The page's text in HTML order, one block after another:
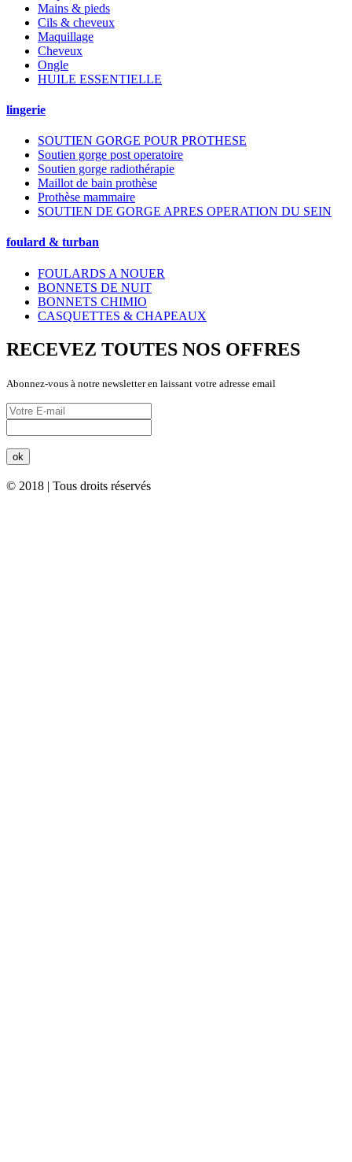
Mains & pieds
Cils & cheveux
Maquillage
Cheveux
Ongle
HUILE ESSENTIELLE
lingerie
SOUTIEN GORGE POUR PROTHESE
Soutien gorge post operatoire
Soutien gorge radiothérapie
Maillot de bain prothèse
Prothèse mammaire
SOUTIEN DE GORGE APRES OPERATION DU SEIN
foulard & turban
FOULARDS A NOUER
BONNETS DE NUIT
BONNETS CHIMIO
CASQUETTES & CHAPEAUX
RECEVEZ TOUTES NOS OFFRES
Abonnez-vous à notre newsletter en laissant votre adresse email
© 2018 | Tous droits réservés